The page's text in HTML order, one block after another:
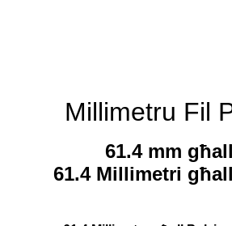
Millimetru Fil
61.4 mm
61.4 Millimetri